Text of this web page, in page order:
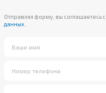
Отправляя форму, вы соглашаетесь с
данных.